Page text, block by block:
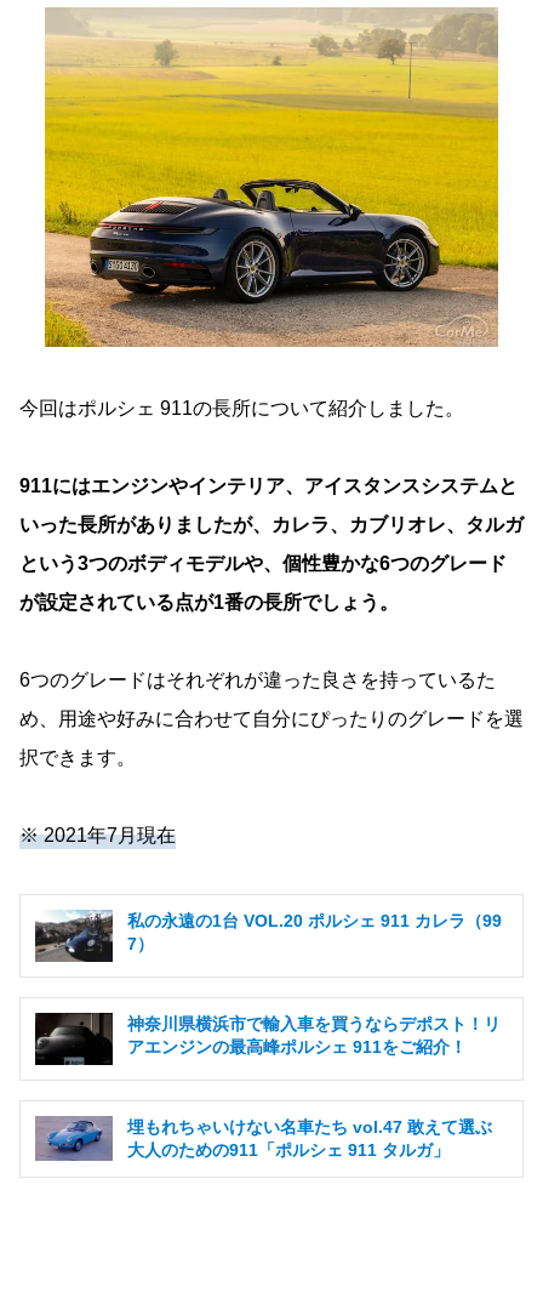
今回はポルシェ 911の長所について紹介しました。
911にはエンジンやインテリア、アイスタンスシステムと
いった長所がありましたが、カレラ、カブリオレ、タルガ
という3つのボディモデルや、個性豊かな6つのグレード
が設定されている点が1番の長所でしょう。
6つのグレードはそれぞれが違った良さを持っているた
め、用途や好みに合わせて自分にぴったりのグレードを選
択できます。
※ 2021年7月現在
私の永遠の1台 VOL.20 ポルシェ 911 カレラ（99
7）
神奈川県横浜市で輸入車を買うならデポスト！リ
アエンジンの最高峰ポルシェ 911をご紹介！
埋もれちゃいけない名車たち vol.47 敢えて選ぶ
大人のための911「ポルシェ 911 タルガ」